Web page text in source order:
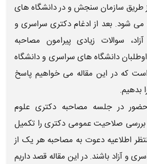
طریق سازمان سنجش و دردانشگاه های
می شود. بعد از ادغام دکتری سراسری و
، سوالات زیادی پیرامون مصاحبه
دانشگاه های سراسری و دانشگاه
که در این مقاله می خواهیم پاسخ
بدهیم.
حضور درجلسه مصاحبه دکتری علوم
بررسی صلاحیت عمومی دکتری را تکمیل
اطلاعیه دعوت به مصاحبه هر یک از
و آزاد باشند. در این مقاله قصد داریم